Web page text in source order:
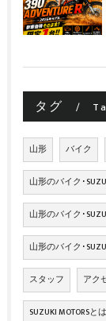
タグ
山形 バイク
山形のバイク･
山形のバイク･
山形のバイク･
スタッフ アク
SUZUKI MOTORSとは